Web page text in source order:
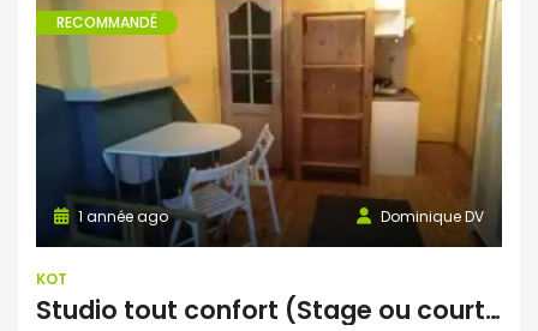
RECOMMANDÉ
Dominique DV
1 année ago
KOT
Studio tout confort (Stage ou courte durée possible)